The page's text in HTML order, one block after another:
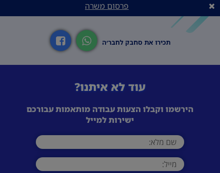
פרסום משרה
תכירו את סחבק לחבר׳ה
עוד לא איתנו?
הירשמו וקבלו הצעות עבודה מותאמות עבורכם
ישירות למייל